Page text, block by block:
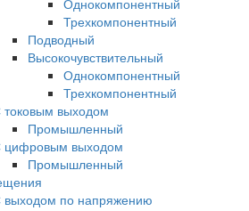
Однокомпонентный
Трехкомпонентный
Подводный
Высокочувствительный
Однокомпонентный
Трехкомпонентный
выходом
Промышленный
цифровым выходом
Промышленный
выходом по напряжению